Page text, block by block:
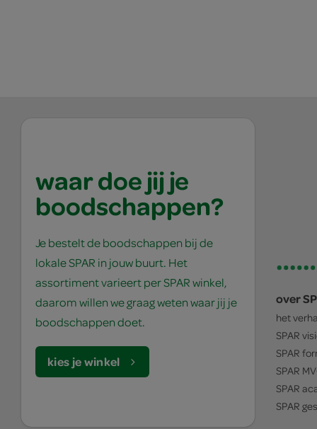
waar doe jij je
boodschappen?
Je bestelt de boodschappen bij de
lokale SPAR in jouw buurt. Het
assortiment varieert per SPAR winkel,
daarom willen we graag weten waar jij je
boodschappen doet.
kies je winkel
over
het
SPAR
SPAR
SPAR
SPAR
SPAR